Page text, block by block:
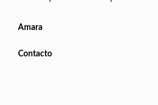
Amara
Contacto